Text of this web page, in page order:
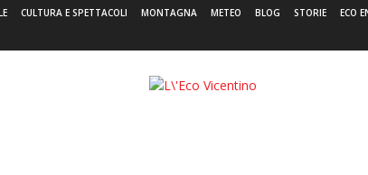
CULTURA E SPETTACOLI MONTAGNA METEO BLOG STORIE ECO
L'Eco